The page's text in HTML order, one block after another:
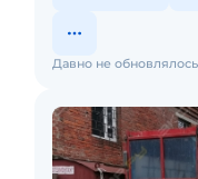
Давно не обновлялось